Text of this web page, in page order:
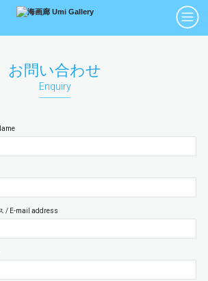
Art Posters
Buying Art Enquiry
お問い合わせ
Enquiry
/ E-mail address